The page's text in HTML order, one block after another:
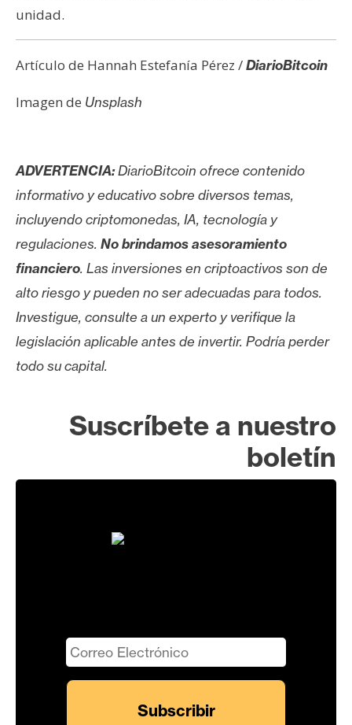
unidad.
Artículo de Hannah Estefanía Pérez /DiarioBitcoin
Imagen de Unsplash
ADVERTENCIA:DiarioBitcoin ofrece contenido
informativo y educativo sobre diversos temas,
incluyendo criptomonedas, IA, tecnología y
regulaciones. No brindamos asesoramiento
financiero. Las inversiones en criptoactivos son de
alto riesgo y pueden no ser adecuadas para todos.
Investigue, consulte a un experto y verifique la
legislación aplicable antes de invertir. Podría perder
todo su capital.
Suscríbete a nuestro
boletín